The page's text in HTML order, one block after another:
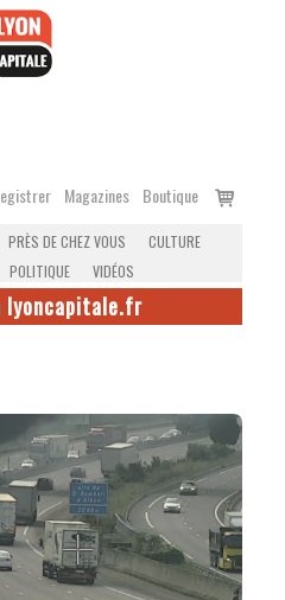
Magazines Boutique
Voir
PRÈS DE CHEZ VOUS
CULTURE
POLITIQUE VIDÉOS
lyoncapitale.fr